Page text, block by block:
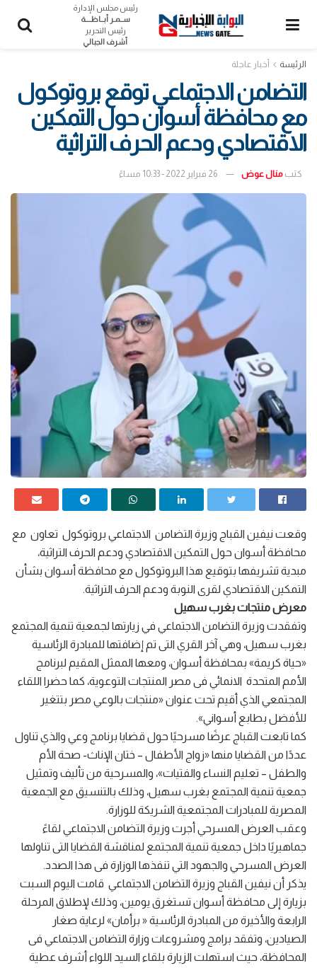
رئيس مجلس الإدارة
ســمـر أبــاظــــة
رئيس التحرير
أشرف الجبالي
الرئيسة أخبار عاجلة
التضامن الاجتماعي توقع بروتوكول
مع محافظة أسوان حول التمكين
الاقتصادي ودعم الحرف التراثية
كتب منال عوض 26 فبراير 2022 - 10:33 مساءً
وقعت نيفين القباج وزيرة التضامن الاجتماعي بروتوكول تعاون مع
محافظة أسوان حول التمكين الاقتصادي ودعم الحرف التراثية،
مبدية تشريفها بتوقيع هذا البروتوكول مع محافظة أسوان بشأن
التمكين الاقتصادي لقرى النوبة ودعم الحرف التراثية.
معرض منتجات بغرب سهيل
وتفقدت وزيرة التضامن الاجتماعي في زيارتها لجمعية تنمية المجتمع
بغرب سهيل، وهي آخر القري التى تم إضافتها للمبادرة الرئاسية
«حياة كريمة» بمحافظة أسوان، ومعها الممثل المقيم لبرنامج
الأمم المتحدة الانمائي فى مصر المنتجات التوعوية، كما حضرا اللقاء
المجتمعي الذي أقيم تحت عنوان «منتجات بالوعي مصر بتتغير
للأفضل بطابع أسواني».
كما تابعت القباج عرضًا مسرحيًا حول قضايا برنامج وعي والذي تناول
عددًا من القضايا منها «زواج الأطفال – ختان الإناث- صحة الأم
والطفل – تعليم النساء والفتيات»، والمسرحية من تأليف وتمثيل
جمعية تنمية المجتمع بغرب سهيل، وذلك بالتنسيق مع الجمعية
المصرية للمبادرات المجتمعية الشريكة للوزارة.
وعقب العرض المسرحي أجرت وزيرة التضامن الاجتماعي لقاءً
جماهيريًا داخل جمعية تنمية المجتمع لمناقشة القضايا التى تناولها
العرض المسرحي والجهود التي تنفذها الوزارة فى هذا الصدد.
يذكر أن نيفين القباج وزيرة التضامن الاجتماعي قامت اليوم السبت
بزيارة إلى محافظة أسوان تستغرق يومين، وذلك لإطلاق المرحلة
الرابعة والأخيرة من المبادرة الرئاسية « برأمان» لرعاية صغار
الصيادين، وتفقد برامج ومشروعات وزارة التضامن الاجتماعي فى
المحافظة، حيث استهلت الزيارة بلقاء السيد اللواء أشرف عطية